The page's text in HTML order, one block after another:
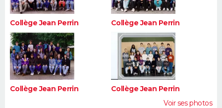
Collège Jean Perrin Collège Jean Perrin
Collège Jean Perrin
Collège Jean Perrin
Voir ses photos